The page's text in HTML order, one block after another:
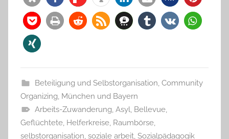
Beteiligung und Selbstorganisation, Community
Organizing, München und Bayern
Arbeits-Zuwanderung, Asyl, Bellevue,
Geflüchtete, Helferkreise, Raumbörse,
selbstorganisation, soziale arbeit, Sozialpädagogik